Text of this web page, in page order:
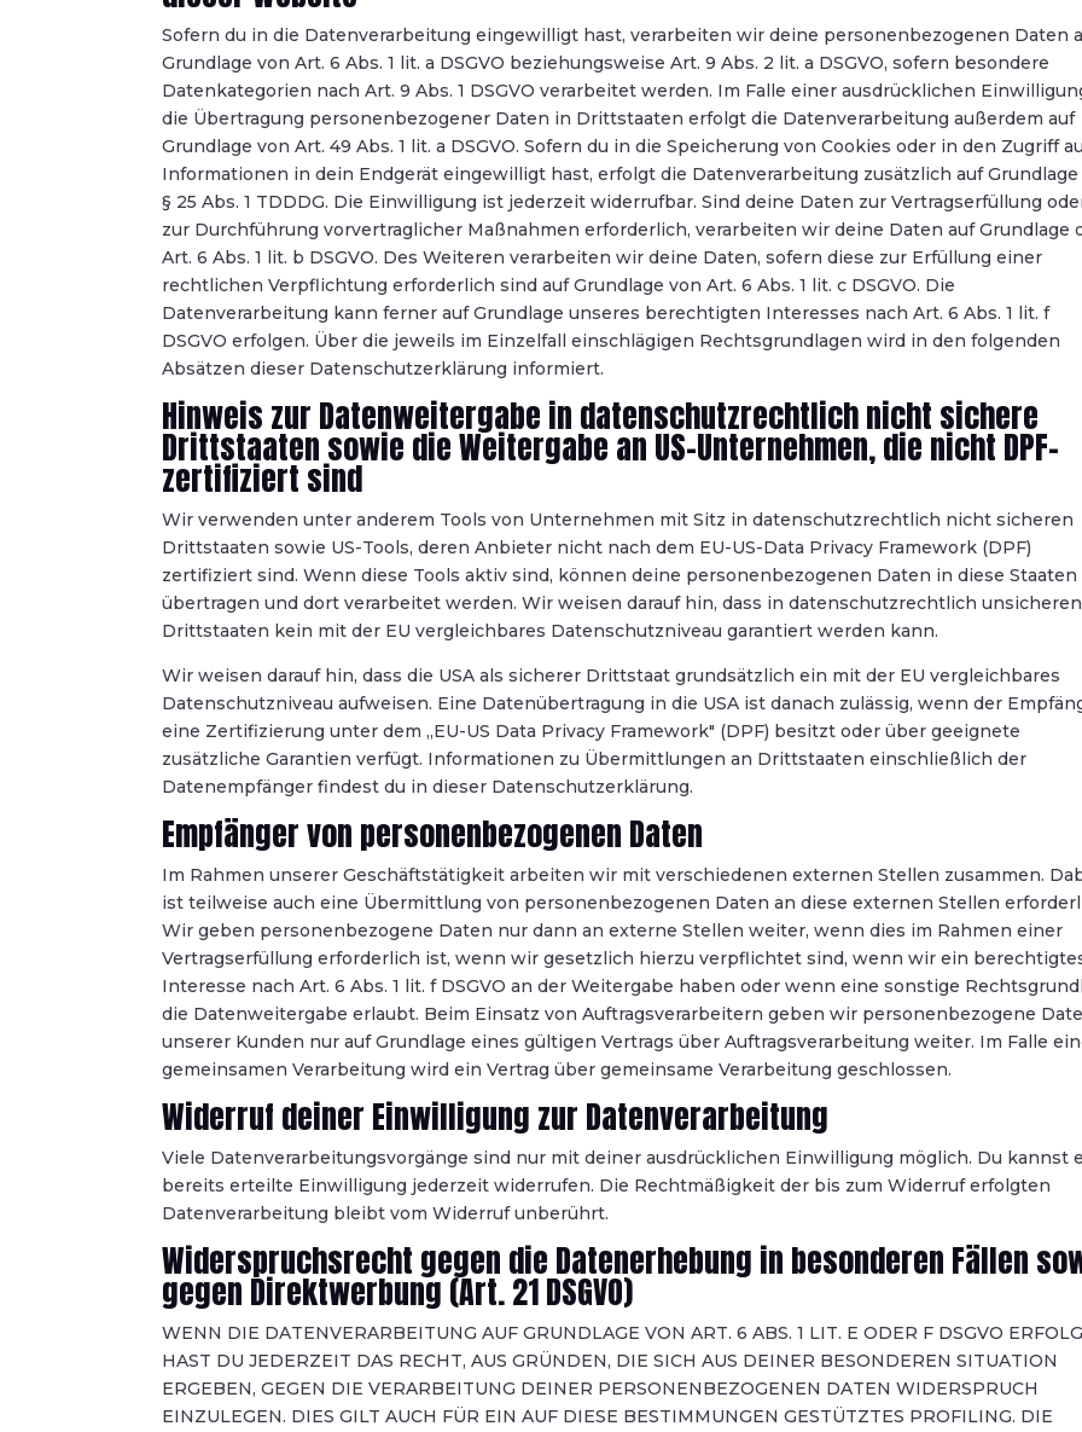
Sofern du in die Datenverarbeitung eingewilligt hast, verarbeiten wir deine personenbezogenen Daten
Grundlage von Art. 6 Abs. 1 lit. a DSGVO beziehungsweise Art. 9 Abs. 2 lit. a DSGVO, sofern besondere
Datenkategorien nach Art. 9 Abs. 1 DSGVO verarbeitet werden. Im Falle einer ausdrücklichen
die Übertragung personenbezogener Daten in Drittstaaten erfolgt die Datenverarbeitung außerdem auf
Grundlage von Art. 49 Abs. 1 lit. a DSGVO. Sofern du in die Speicherung von Cookies oder in den Zugriff
Informationen in dein Endgerät eingewilligt hast, erfolgt die Datenverarbeitung zusätzlich auf Grundlage
§ 25 Abs. 1 TDDDG. Die Einwilligung ist jederzeit widerrufbar. Sind deine Daten zur Vertragserfüllung
zur Durchführung vorvertraglicher Maßnahmen erforderlich, verarbeiten wir deine Daten auf Grundlage
Art. 6 Abs. 1 lit. b DSGVO. Des Weiteren verarbeiten wir deine Daten, sofern diese zur Erfüllung einer
rechtlichen Verpflichtung erforderlich sind auf Grundlage von Art. 6 Abs. 1 lit. c DSGVO. Die
Datenverarbeitung kann ferner auf Grundlage unseres berechtigten Interesses nach Art. 6 Abs. 1 lit. f
DSGVO erfolgen. Über die jeweils im Einzelfall einschlägigen Rechtsgrundlagen wird in den folgenden
Absätzen dieser Datenschutzerklärung informiert.
Hinweis zur Datenweitergabe in datenschutzrechtlich nicht sichere
Drittstaaten sowie die Weitergabe an US-Unternehmen, die nicht DPF-
zertifiziert sind
Wir verwenden unter anderem Tools von Unternehmen mit Sitz in datenschutzrechtlich nicht sicheren
Drittstaaten sowie US-Tools, deren Anbieter nicht nach dem EU-US-Data Privacy Framework (DPF)
zertifiziert sind. Wenn diese Tools aktiv sind, können deine personenbezogenen Daten in diese Staaten
übertragen und dort verarbeitet werden. Wir weisen darauf hin, dass in datenschutzrechtlich unsicheren
Drittstaaten kein mit der EU vergleichbares Datenschutzniveau garantiert werden kann.
Wir weisen darauf hin, dass die USA als sicherer Drittstaat grundsätzlich ein mit der EU vergleichbares
Datenschutzniveau aufweisen. Eine Datenübertragung in die USA ist danach zulässig, wenn der
eine Zertifizierung unter dem „EU-US Data Privacy Framework" (DPF) besitzt oder über geeignete
zusätzliche Garantien verfügt. Informationen zu Übermittlungen an Drittstaaten einschließlich der
Datenempfänger findest du in dieser Datenschutzerklärung.
Empfänger von personenbezogenen Daten
Im Rahmen unserer Geschäftstätigkeit arbeiten wir mit verschiedenen externen Stellen zusammen.
ist teilweise auch eine Übermittlung von personenbezogenen Daten an diese externen Stellen
Wir geben personenbezogene Daten nur dann an externe Stellen weiter, wenn dies im Rahmen einer
Vertragserfüllung erforderlich ist, wenn wir gesetzlich hierzu verpflichtet sind, wenn wir ein
Interesse nach Art. 6 Abs. 1 lit. f DSGVO an der Weitergabe haben oder wenn eine sonstige
die Datenweitergabe erlaubt. Beim Einsatz von Auftragsverarbeitern geben wir personenbezogene
unserer Kunden nur auf Grundlage eines gültigen Vertrags über Auftragsverarbeitung weiter. Im Falle
gemeinsamen Verarbeitung wird ein Vertrag über gemeinsame Verarbeitung geschlossen.
Widerruf deiner Einwilligung zur Datenverarbeitung
Viele Datenverarbeitungsvorgänge sind nur mit deiner ausdrücklichen Einwilligung möglich. Du kannst
bereits erteilte Einwilligung jederzeit widerrufen. Die Rechtmäßigkeit der bis zum Widerruf erfolgten
Datenverarbeitung bleibt vom Widerruf unberührt.
Widerspruchsrecht gegen die Datenerhebung in besonderen Fällen
gegen Direktwerbung (Art. 21 DSGVO)
WENN DIE DATENVERARBEITUNG AUF GRUNDLAGE VON ART. 6 ABS. 1 LIT. E ODER F DSGVO
HAST DU JEDERZEIT DAS RECHT, AUS GRÜNDEN, DIE SICH AUS DEINER BESONDEREN SITUATION
ERGEBEN, GEGEN DIE VERARBEITUNG DEINER PERSONENBEZOGENEN DATEN WIDERSPRUCH
EINZULEGEN. DIES GILT AUCH FÜR EIN AUF DIESE BESTIMMUNGEN GESTÜTZTES PROFILING. DIE